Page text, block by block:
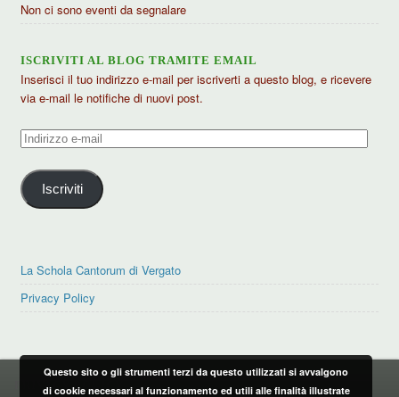
Non ci sono eventi da segnalare
ISCRIVITI AL BLOG TRAMITE EMAIL
Inserisci il tuo indirizzo e-mail per iscriverti a questo blog, e ricevere
via e-mail le notifiche di nuovi post.
Indirizzo
mail
Iscriviti
La Schola Cantorum di Vergato
Privacy Policy
PRIVACY POLICY
Questo sito o gli strumenti terzi da questo utilizzati si avvalgono
di cookie necessari al funzionamento ed utili alle finalità illustrate